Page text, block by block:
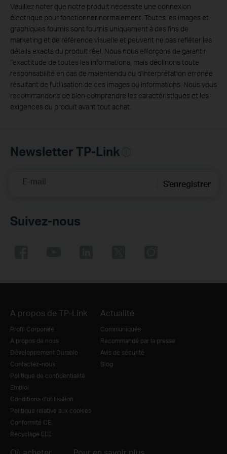
Veuillez noter que notre produit nécessite une connexion
électrique pour fonctionner normalement. Toutes les images et
graphiques fournis sont fournis uniquement à des fins de
marketing et de référence visuelle et peuvent ne pas refléter les
détails exacts du produit réel. Nous nous efforçons de garantir
l'exactitude de toutes les informations, mais déclinons toute
responsabilité en cas de malentendu ou d'interprétation erronée
résultant de l'utilisation de ces images ou informations. Nous vous
recommandons de bien comprendre les caractéristiques et les
exigences du produit avant tout achat.
Newsletter TP-Link
E-mail S'enregistrer
Suivez-nous
A propos de TP-Link
Profil Corporate
A propos de nous
Développement Durable
Contactez-nous
Politique de confidentialité
Emploi
Conditions d'utilisation
Politique relative aux cookies
Conformité CE
Recyclage EEE
Actualité
Communiqués
Recommandé par la presse
Avis de sécurité
Blog